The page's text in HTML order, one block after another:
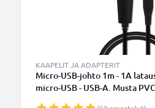
KAAPELIT JA ADAPTERIT
Micro-USB-johto 1m - 1A
micro-USB - USB-A. Musta